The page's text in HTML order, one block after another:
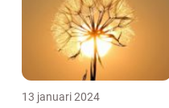
13 januari 2024